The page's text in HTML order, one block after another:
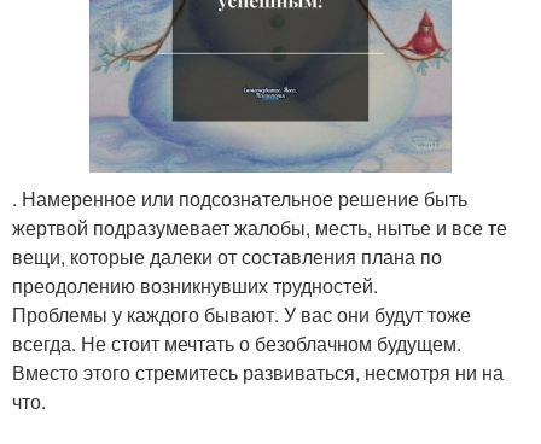
. Намеренное или подсознательное решение быть
жертвой подразумевает жалобы, месть, нытье и все те
вещи, которые далеки от составления плана по
преодолению возникнувших трудностей.
Проблемы у каждого бывают. У вас они будут тоже
всегда. Не стоит мечтать о безоблачном будущем.
Вместо этого стремитесь развиваться, несмотря ни на
что.